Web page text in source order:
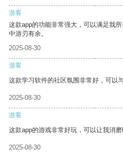
游客
这款app的功能非常强大，可以满足我
中游刃有余。
2025-08-30
游客
这款学习软件的社区氛围非常好，可以
2025-08-30
游客
这款app的游戏非常好玩，可以让我消磨
2025-08-30